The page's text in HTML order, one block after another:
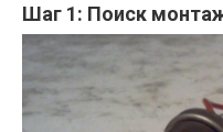
Шаг 1: Поиск